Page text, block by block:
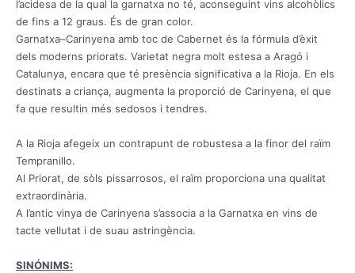
l’acidesa de la qual la garnatxa no té, aconseguint vins alcohòlics
de fins a 12 graus. És de gran color.
Garnatxa–Carinyena amb toc de Cabernet és la fórmula d’èxit
dels moderns priorats. Varietat negra molt estesa a Aragó i
Catalunya, encara que té presència significativa a la Rioja. En els
destinats a criança, augmenta la proporció de Carinyena, el que
fa que resultin més sedosos i tendres.
A la Rioja afegeix un contrapunt de robustesa a la finor del raïm
Tempranillo.
Al Priorat, de sòls pissarrosos, el raïm proporciona una qualitat
extraordinària.
A l’antic vinya de Carinyena s’associa a la Garnatxa en vins de
tacte vellutat i de suau astringència.
SINÓNIMS: